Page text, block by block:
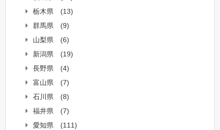
栃木県
(13)
群馬県
(9)
山梨県
(6)
新潟県
(19)
長野県
(4)
富山県
(7)
石川県
(8)
福井県
(7)
愛知県
(111)